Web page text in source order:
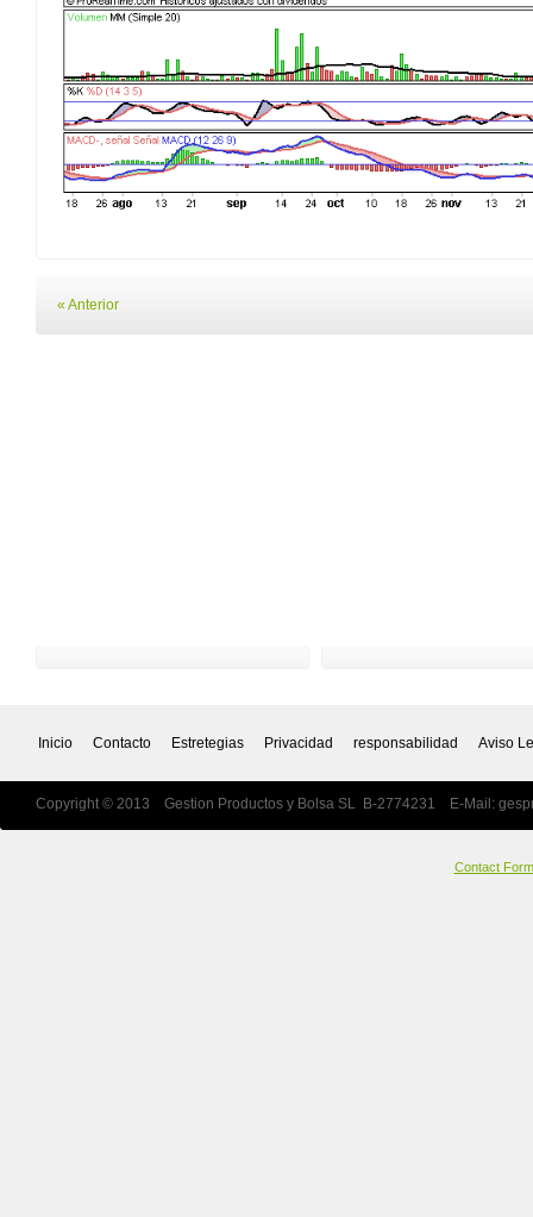
« Anterior
Inicio Contacto Estretegias Privacidad responsabilidad Aviso
Copyright © 2013 Gestion Productos y Bolsa SL B-2774231 E-Mail:
Contact Form